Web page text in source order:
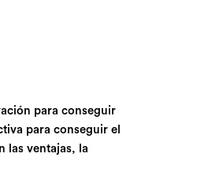
para conseguir
para conseguir el
las ventajas, la